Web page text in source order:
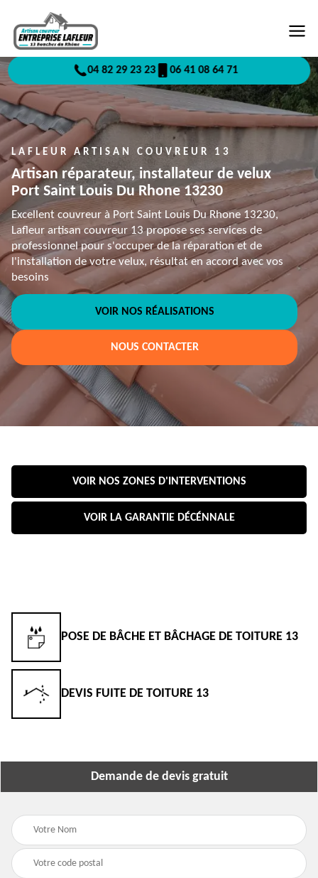
04 82 29 23 23 06 41 08 64 71
LAFLEUR ARTISAN COUVREUR 13
Artisan réparateur, installateur de velux
Port Saint Louis Du Rhone 13230
Excellent couvreur à Port Saint Louis Du Rhone 13230,
Lafleur artisan couvreur 13 propose ses services de
professionnel pour s'occuper de la réparation et de
l'installation de votre velux, résultat en accord avec vos
besoins
VOIR NOS RÉALISATIONS
NOUS CONTACTER
VOIR NOS ZONES D'INTERVENTIONS
VOIR LA GARANTIE DÉCÉNNALE
POSE DE BÂCHE ET BÂCHAGE DE TOITURE 13
DEVIS FUITE DE TOITURE 13
Demande de devis gratuit